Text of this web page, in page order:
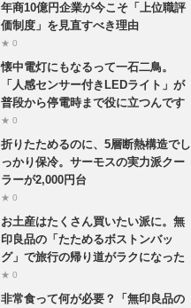
年商10億円企業が今こそ「上位職評
価制度」を見直すべき理由
★ 0
懐中電灯にもなるって一石二鳥。
「人感センサー付きLEDライト」が
普段から停電時まで役に立つんです
★ 0
折りたためるのに、5層断熱構造でし
っかり保冷。サーモスの実力派クー
ラーが2,000円台
★ 0
お土産はたくさん買いたい派に。無
印良品の「たためるボストンバッ
グ」で旅行の帰り道がラクになった
★ 0
非常食って何が必要？「無印良品の